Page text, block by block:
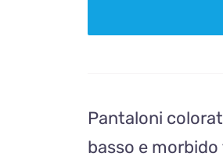
Pantaloni
basso e